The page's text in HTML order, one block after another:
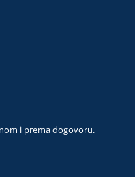
i prema dogovoru.